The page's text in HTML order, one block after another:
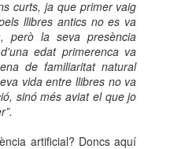
curts, ja que primer vaig
llibres antics no es va
però la seva presència
edat primerenca va
de familiaritat natural
vida entre llibres no va
sinó més aviat el que jo
artificial? Doncs aquí